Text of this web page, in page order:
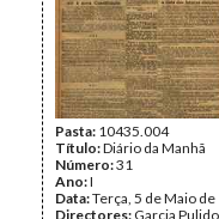
Pasta: 10435.004
Título:Diário da Manhã
Número:31
Ano:I
Data:Terça, 5 de Maio
Directores: Garcia Pulido